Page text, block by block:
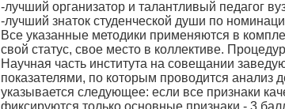
-лучший организатор и талантливый педагог
-лучший знаток студенческой души по
Все указанные методики применяются в
свой статус, свое место в коллективе.
Научная часть института на совещании
показателями, по которым проводится анализ
указывается следующее: если все признаки
фиксируются только основные признаки - 3